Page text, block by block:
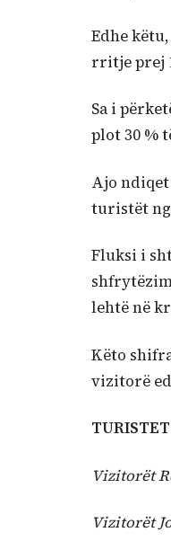
Edhe
rritje prej
Sa i
plot 30 %
Ajo ndiqet
turistët
Fluksi i
lehtë në
Këto
vizitorë
Vizitorët
Vizitorët